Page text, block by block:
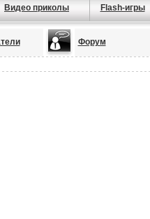
Видео приколы Flash-игры
Форум